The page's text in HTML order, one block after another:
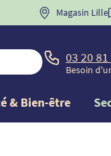
BIENVENUE"
Magasin Lille
03 20 81
Besoin
& Bien-être